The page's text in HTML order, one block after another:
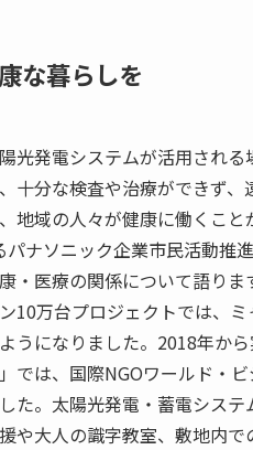
な暮らしを
光発電システムが活用され
十分な検査や治療ができず
地域の人々が健康に働くこ
パナソニック企業市民活動推
・医療の関係について語りま
10万台プロジェクトでは、
うになりました。2018年か
では、国際NGOワールド・
た。太陽光発電・蓄電シス
や大人の識字教室、敷地内